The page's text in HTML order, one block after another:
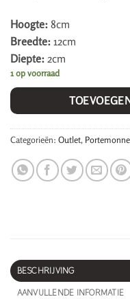
Hoogte: 8cm
Breedte: 12cm
Diepte: 2cm
1 op voorraad
Categorieën: Outlet,
BESCHRIJVING
AANVULLENDE INFORMATIE